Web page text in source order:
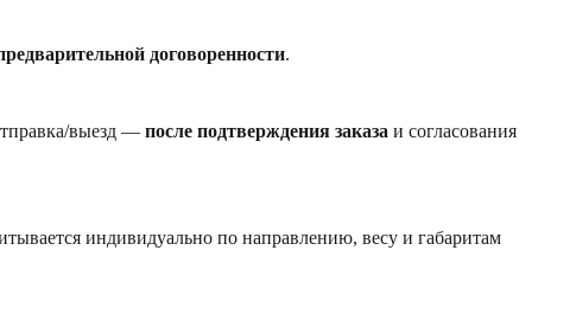
договоренности.
выезд — после подтверждения заказа и согласования
индивидуально по направлению, весу и габаритам